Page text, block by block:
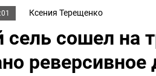
Ксения Терещенко
сошел на